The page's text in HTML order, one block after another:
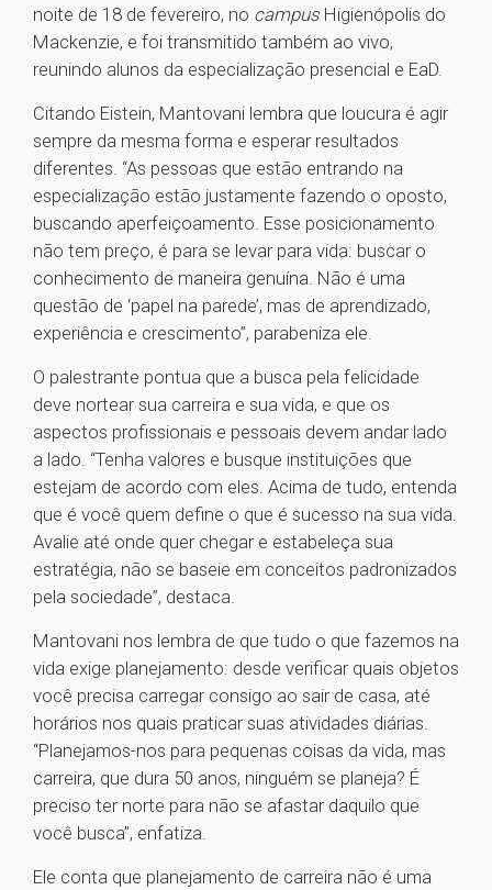
noite de 18 de fevereiro, no campus Higienópolis do
Mackenzie, e foi transmitido também ao vivo,
reunindo alunos da especialização presencial e EaD.
Citando Eistein, Mantovani lembra que loucura é agir
sempre da mesma forma e esperar resultados
diferentes. “As pessoas que estão entrando na
especialização estão justamente fazendo o oposto,
buscando aperfeiçoamento. Esse posicionamento
não tem preço, é para se levar para vida: buscar o
conhecimento de maneira genuína. Não é uma
questão de ‘papel na parede’, mas de aprendizado,
experiência e crescimento”, parabeniza ele.
O palestrante pontua que a busca pela felicidade
deve nortear sua carreira e sua vida, e que os
aspectos profissionais e pessoais devem andar lado
a lado. “Tenha valores e busque instituições que
estejam de acordo com eles. Acima de tudo, entenda
que é você quem define o que é sucesso na sua vida.
Avalie até onde quer chegar e estabeleça sua
estratégia, não se baseie em conceitos padronizados
pela sociedade”, destaca.
Mantovani nos lembra de que tudo o que fazemos na
vida exige planejamento: desde verificar quais objetos
você precisa carregar consigo ao sair de casa, até
horários nos quais praticar suas atividades diárias.
“Planejamos-nos para pequenas coisas da vida, mas
carreira, que dura 50 anos, ninguém se planeja? É
preciso ter norte para não se afastar daquilo que
você busca”, enfatiza.
Ele conta que planejamento de carreira não é uma